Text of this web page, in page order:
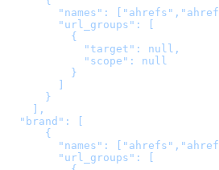
"names":
        "url_groups": [
          {
            "target": null,
            "scope": null
          }
      }
    ],
  "brand": [
      {
"names":
        "url_groups": [